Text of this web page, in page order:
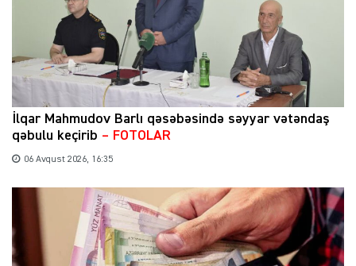
İlqar Mahmudov Barlı qəsəbəsində səyyar vətəndaş
qəbulu keçirib – FOTOLAR
06 Avqust 2026, 16:35